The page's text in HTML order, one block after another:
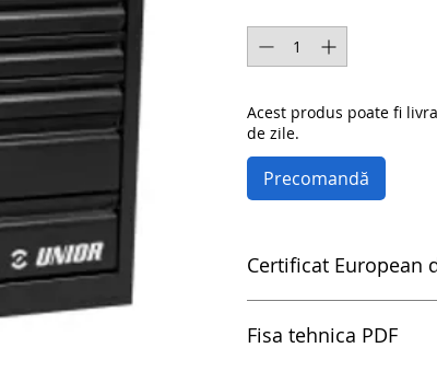
Acest produs poate fi
de zile.
Precomandă
Certificat European
Fisa tehnica PDF